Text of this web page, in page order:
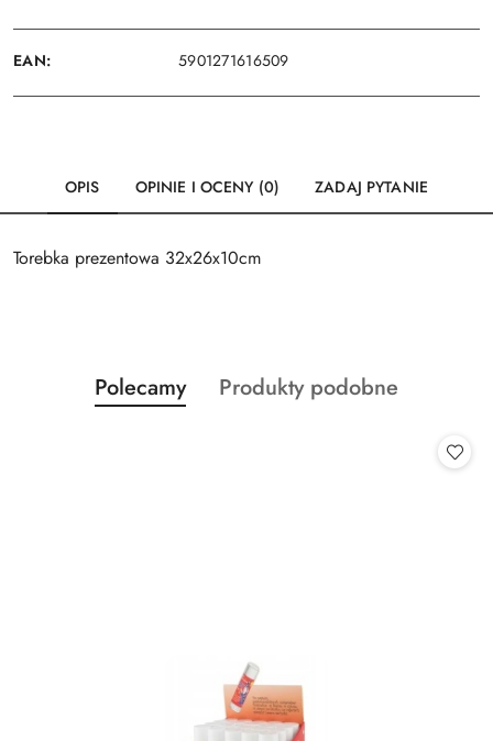
EAN: 5901271616509
OPIS OPINIE I OCENY (0) ZADAJ PYTANIE
Torebka prezentowa 32x26x10cm
Pomiń karuzelę produktów
Produkty
o
Polecamy
Produkty
Produkty podobne